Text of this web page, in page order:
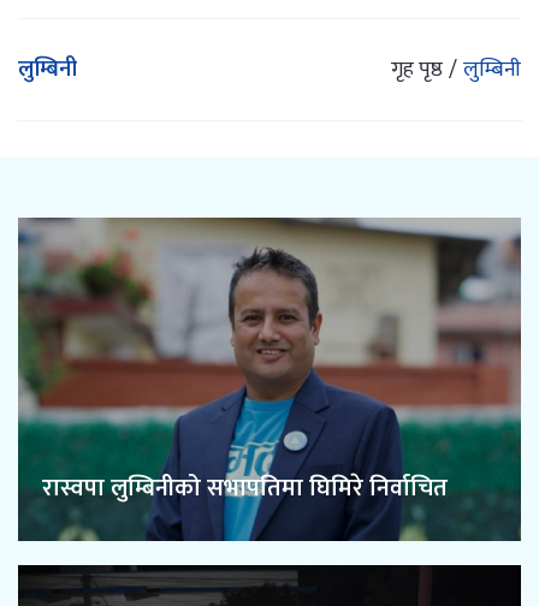
लुम्बिनी गृह पृष्ठ लुम्बिनी
रास्वपा लुम्बिनीको सभापतिमा घिमिरे निर्वाचित